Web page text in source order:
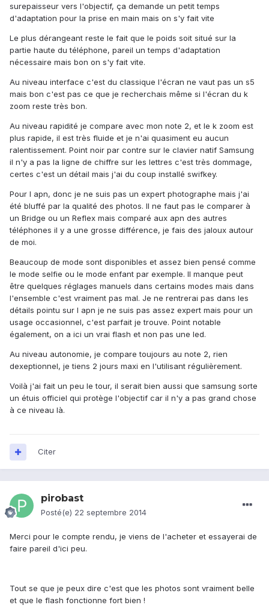
surepaisseur vers l'objectif, ça demande un petit temps
d'adaptation pour la prise en main mais on s'y fait vite
Le plus dérangeant reste le fait que le poids soit situé sur la
partie haute du téléphone, pareil un temps d'adaptation
nécessaire mais bon on s'y fait vite.
Au niveau interface c'est du classique l'écran ne vaut pas un s5
mais bon c'est pas ce que je recherchais même si l'écran du k
zoom reste très bon.
Au niveau rapidité je compare avec mon note 2, et le k zoom est
plus rapide, il est très fluide et je n'ai quasiment eu aucun
ralentissement. Point noir par contre sur le clavier natif Samsung
il n'y a pas la ligne de chiffre sur les lettres c'est très dommage,
certes c'est un détail mais j'ai du coup installé swifkey.
Pour l apn, donc je ne suis pas un expert photographe mais j'ai
été bluffé par la qualité des photos. Il ne faut pas le comparer à
un Bridge ou un Reflex mais comparé aux apn des autres
téléphones il y a une grosse différence, je fais des jaloux autour
de moi.
Beaucoup de mode sont disponibles et assez bien pensé comme
le mode selfie ou le mode enfant par exemple. Il manque peut
être quelques réglages manuels dans certains modes mais dans
l'ensemble c'est vraiment pas mal. Je ne rentrerai pas dans les
détails pointu sur l apn je ne suis pas assez expert mais pour un
usage occasionnel, c'est parfait je trouve. Point notable
également, on a ici un vrai flash et non pas une led.
Au niveau autonomie, je compare toujours au note 2, rien
dexeptionnel, je tiens 2 jours maxi en l'utilisant régulièrement.
Voilà j'ai fait un peu le tour, il serait bien aussi que samsung sorte
un étuis officiel qui protège l'objectif car il n'y a pas grand chose
à ce niveau là.
Citer
pirobast
Posté(e) 22 septembre 2014
Merci pour le compte rendu, je viens de l'acheter et essayerai de
faire pareil d'ici peu.
Tout se que je peux dire c'est que les photos sont vraiment belle
et que le flash fonctionne fort bien !